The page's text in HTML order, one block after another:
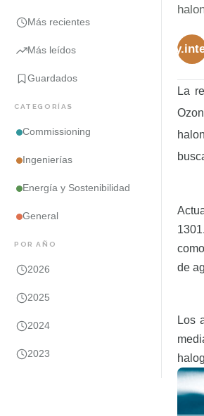
Más recientes
Más leídos
Guardados
CATEGORÍAS
Commissioning
Ingenierías
Energía y Sostenibilidad
General
POR AÑO
2026
2025
2024
2023
La
1301
de
Los